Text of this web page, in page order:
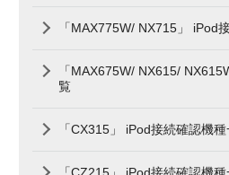
「MAX775W/ NX715」 iPod
「MAX675W/ NX615/
覧
「CX315」 iPod接続確認機
「CZ215」 iPod接続確認機